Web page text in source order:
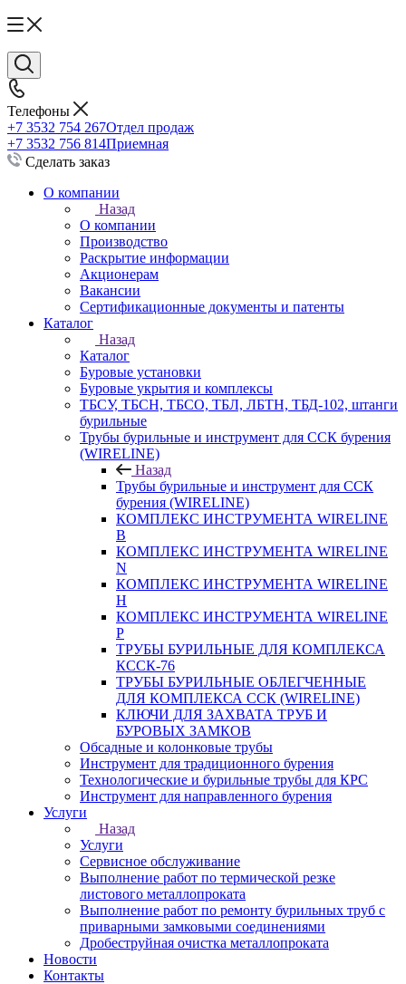
Телефоны
+7 3532 754 267Отдел продаж
+7 3532 756 814Приемная
Сделать заказ
О компании
Назад
О компании
Производство
Раскрытие информации
Акционерам
Вакансии
Сертификационные документы и патенты
Каталог
Назад
Каталог
Буровые установки
Буровые укрытия и комплексы
ТБСУ, ТБСН, ТБСО, ТБЛ, ЛБТН, ТБД-102, штанги
бурильные
Трубы бурильные и инструмент для ССК бурения
(WIRELINE)
Назад
Трубы бурильные и инструмент для ССК
бурения (WIRELINE)
КОМПЛЕКС ИНСТРУМЕНТА WIRELINE
B
КОМПЛЕКС ИНСТРУМЕНТА WIRELINE
N
КОМПЛЕКС ИНСТРУМЕНТА WIRELINE
H
КОМПЛЕКС ИНСТРУМЕНТА WIRELINE
P
ТРУБЫ БУРИЛЬНЫЕ ДЛЯ КОМПЛЕКСА
КССК-76
ТРУБЫ БУРИЛЬНЫЕ ОБЛЕГЧЕННЫЕ
ДЛЯ КОМПЛЕКСА ССК (WIRELINE)
КЛЮЧИ ДЛЯ ЗАХВАТА ТРУБ И
БУРОВЫХ ЗАМКОВ
Обсадные и колонковые трубы
Инструмент для традиционного бурения
Технологические и бурильные трубы для КРС
Инструмент для направленного бурения
Услуги
Назад
Услуги
Сервисное обслуживание
Выполнение работ по термической резке
листового металлопроката
Выполнение работ по ремонту бурильных труб с
приварными замковыми соединениями
Дробеструйная очистка металлопроката
Новости
Контакты